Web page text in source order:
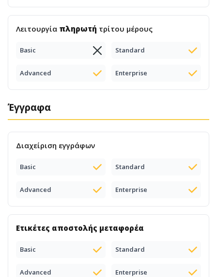
Λειτουργία πληρωτή τρίτου μέρους
Basic Standard
Advanced Enterprise
Έγγραφα
Διαχείριση εγγράφων
Basic Standard
Advanced Enterprise
Ετικέτες αποστολής μεταφορέα
Basic Standard
Advanced Enterprise